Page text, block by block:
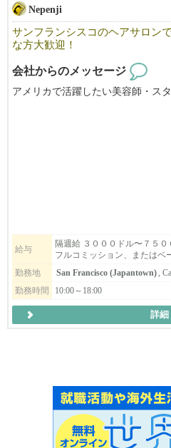
Nepenji
サンフランシスコのヘアサロン
な方大歓迎！
会社からのメッセージ
アメリカで活躍したい美容師・ス
すぐに稼げるようになりますよ。
まずはお気軽にご応募ください！
※必ず履歴書を添付の上ご応募くだ
せて頂きます。
給与
隔週給 ３０００ドル〜７５０
フルコミッション、またはベ
勤務地
San Francisco (Japantown) ,
勤務時間
10:00～18:00
詳細